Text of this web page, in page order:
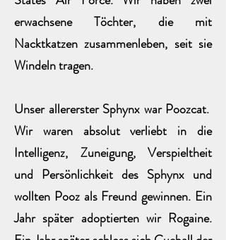
erwachsene Töchter, die mit
Nacktkatzen zusammenleben, seit sie
Windeln tragen.
Unser allererster Sphynx war Poozcat.
Wir waren absolut verliebt in die
Intelligenz, Zuneigung, Verspieltheit
und Persönlichkeit des Sphynx und
wollten Pooz als Freund gewinnen. Ein
Jahr später adoptierten wir Rogaine.